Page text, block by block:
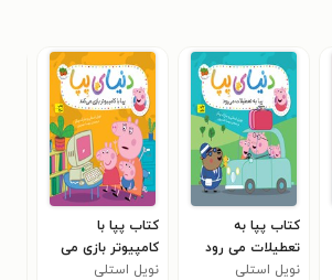
کتاب پپا به
تعطیلات می رود
نویل استلی
کتاب پپا با
کامپیوتر بازی می
کند
نویل استلی